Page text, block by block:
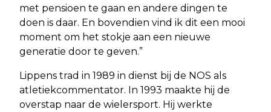
met pensioen te gaan en andere dingen te
doen is daar. En bovendien vind ik dit een mooi
moment om het stokje aan een nieuwe
generatie door te geven.”
Lippens trad in 1989 in dienst bij de NOS als
atletiekcommentator. In 1993 maakte hij de
overstap naar de wielersport. Hij werkte